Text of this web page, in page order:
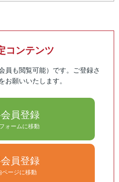
コンテンツ
員も閲覧可能）です。ご登録さ
お願いいたします。
員登録
ォームに移動
員登録
ージに移動